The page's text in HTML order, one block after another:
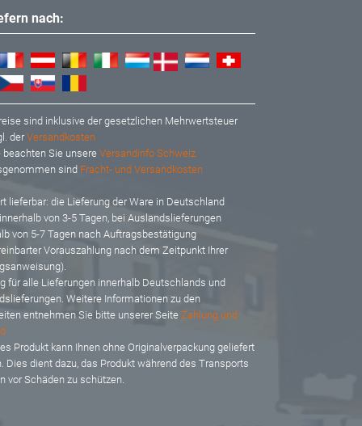
nach:
sind inklusive der gesetzlichen Mehrwertsteuer
derVersandkosten
Sie unsereVersandinfo Schweiz
sind Fracht- und Versandkosten
lieferbar: die Lieferung der Ware in Deutschland
von 3-5 Tagen, bei Auslandslieferungen
von 5-7 Tagen nach Auftragsbestätigung
Vorauszahlung nach dem Zeitpunkt Ihrer
für alle Lieferungen innerhalb Deutschlands und
Weitere Informationen zu den
entnehmen Sie bitte unserer Seite Zahlung und
Produkt kann Ihnen ohne Originalverpackung geliefert
Dies dient dazu, das Produkt während des Transports
vor Schäden zu schützen.